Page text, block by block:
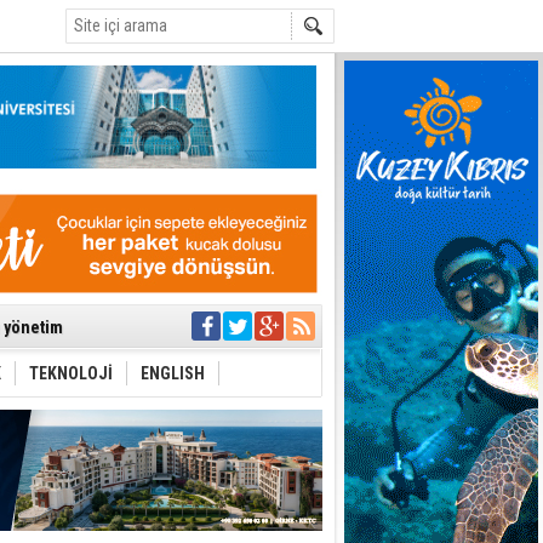
yönetim
arasında
Yasası
TEKNOLOJİ ENGLISH